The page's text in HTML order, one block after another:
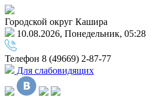
Городской округ Кашира
10.08.2026, Понедельник, 05:28
Телефон 8 (49669) 2-87-77
Для слабовидящих